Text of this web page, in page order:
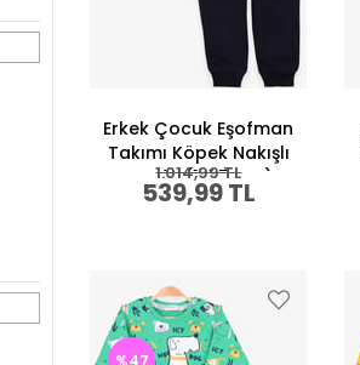
Erkek Çocuk Eşofman
Takımı Köpek Nakışlı
Bordo (1-1.5 Yaş)
539,99 TL
1.014,99 TL
%47